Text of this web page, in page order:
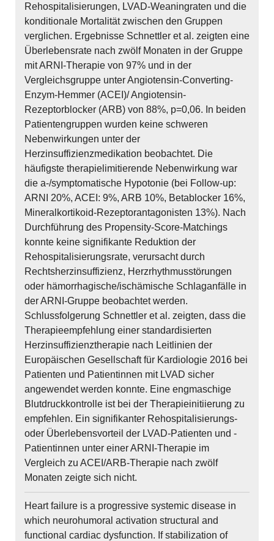
Rehospitalisierungen, LVAD-Weaningraten und die
konditionale Mortalität zwischen den Gruppen
verglichen. Ergebnisse Schnettler et al. zeigten eine
Überlebensrate nach zwölf Monaten in der Gruppe
mit ARNI-Therapie von 97% und in der
Vergleichsgruppe unter Angiotensin-Converting-
Enzym-Hemmer (ACEI)/ Angiotensin-
Rezeptorblocker (ARB) von 88%, p=0,06. In beiden
Patientengruppen wurden keine schweren
Nebenwirkungen unter der
Herzinsuffizienzmedikation beobachtet. Die
häufigste therapielimitierende Nebenwirkung war
die a-/symptomatische Hypotonie (bei Follow-up:
ARNI 20%, ACEI: 9%, ARB 10%, Betablocker 16%,
Mineralkortikoid-Rezeptorantagonisten 13%). Nach
Durchführung des Propensity-Score-Matchings
konnte keine signifikante Reduktion der
Rehospitalisierungsrate, verursacht durch
Rechtsherzinsuffizienz, Herzrhythmusstörungen
oder hämorrhagische/ischämische Schlaganfälle in
der ARNI-Gruppe beobachtet werden.
Schlussfolgerung Schnettler et al. zeigten, dass die
Therapieempfehlung einer standardisierten
Herzinsuffizienztherapie nach Leitlinien der
Europäischen Gesellschaft für Kardiologie 2016 bei
Patienten und Patientinnen mit LVAD sicher
angewendet werden konnte. Eine engmaschige
Blutdruckkontrolle ist bei der Therapieinitiierung zu
empfehlen. Ein signifikanter Rehospitalisierungs-
oder Überlebensvorteil der LVAD-Patienten und -
Patientinnen unter einer ARNI-Therapie im
Vergleich zu ACEI/ARB-Therapie nach zwölf
Monaten zeigte sich nicht.
Heart failure is a progressive systemic disease in
which neurohumoral activation structural and
functional cardiac dysfunction. If stabilization of